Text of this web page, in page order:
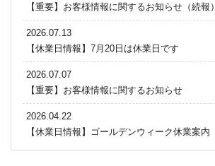
【重要】お客様情報に関するお知らせ（続報）
2026.07.13
【休業日情報】7月20日は休業日です
2026.07.07
【重要】お客様情報に関するお知らせ
2026.04.22
【休業日情報】ゴールデンウィーク休業案内